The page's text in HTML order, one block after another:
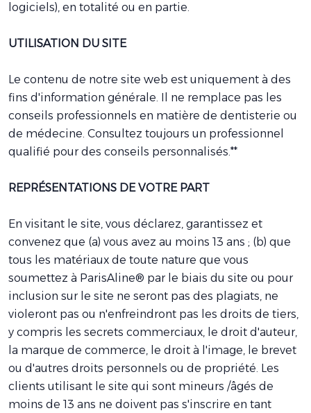
logiciels), en totalité ou en partie.
UTILISATION DU SITE
Le contenu de notre site web est uniquement à des
fins d'information générale. Il ne remplace pas les
conseils professionnels en matière de dentisterie ou
de médecine. Consultez toujours un professionnel
qualifié pour des conseils personnalisés.**
REPRÉSENTATIONS DE VOTRE PART
En visitant le site, vous déclarez, garantissez et
convenez que (a) vous avez au moins 13 ans ; (b) que
tous les matériaux de toute nature que vous
soumettez à ParisAline® par le biais du site ou pour
inclusion sur le site ne seront pas des plagiats, ne
violeront pas ou n'enfreindront pas les droits de tiers,
y compris les secrets commerciaux, le droit d'auteur,
la marque de commerce, le droit à l'image, le brevet
ou d'autres droits personnels ou de propriété. Les
clients utilisant le site qui sont mineurs /âgés de
moins de 13 ans ne doivent pas s'inscrire en tant